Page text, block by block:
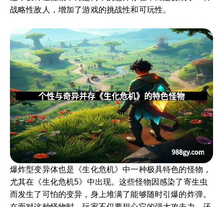
战略性敌人，增加了游戏的挑战性和可玩性。
爆炸型变异体也是《生化危机》中一种极具特色的怪物，
尤其在《生化危机5》中出现。这些怪物因感染了寄生虫
而发生了可怕的变异，身上堆满了能够随时引爆的炸弹。